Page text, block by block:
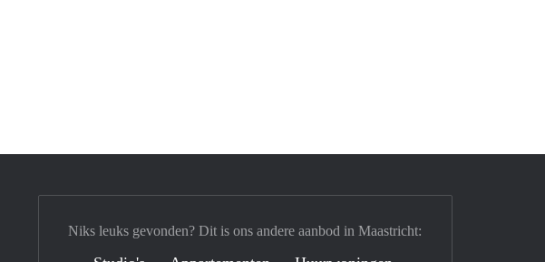
Niks leuks gevonden? Dit is ons andere aanbod in Maastricht: